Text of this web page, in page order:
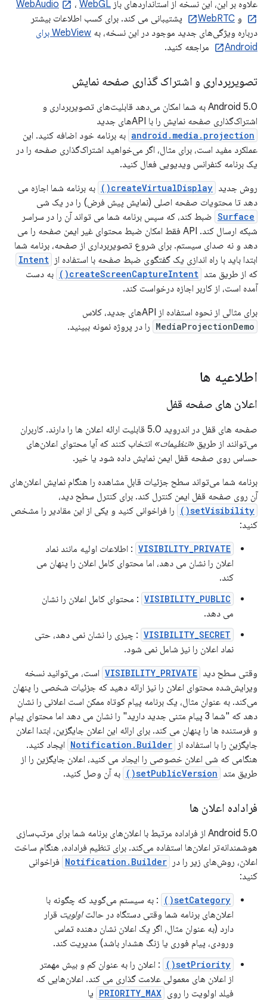
علاوه بر این، این نسخه از استانداردهای باز WebAudio ، WebGL
و WebRTC
پشتیبانی می کند. برای کسب اطلاعات بیشتر
درباره ویژگی‌های جدید موجود در این نسخه، به
WebView برای
Android
مراجعه کنید.
تصویربرداری و اشتراک گذاری صفحه نمایش
Android 5.0 به شما امکان می‌دهد قابلیت‌های تصویربرداری و
اشتراک‌گذاری صفحه نمایش را با APIهای جدید
android.media.projection به برنامه خود اضافه کنید. این
عملکرد مفید است، برای مثال، اگر می‌خواهید اشتراک‌گذاری صفحه را در
یک برنامه کنفرانس ویدیویی فعال کنید.
روش جدید createVirtualDisplay()
به برنامه شما اجازه می
دهد تا محتویات صفحه اصلی (نمایش پیش فرض) را در یک شی
Surface ضبط کند، که سپس برنامه شما می تواند آن را در سراسر
شبکه ارسال کند. API فقط امکان ضبط محتوای غیر ایمن صفحه را می
دهد و نه صدای سیستم. برای شروع تصویربرداری از صفحه، برنامه شما
ابتدا باید با راه اندازی یک گفتگوی ضبط صفحه با استفاده از Intent
که از طریق متد createScreenCaptureIntent()
به دست
آمده است، از کاربر اجازه درخواست کند.
برای مثالی از نحوه استفاده از APIهای جدید، کلاس
MediaProjectionDemo را در پروژه نمونه ببینید.
اطلاعیه ها
اعلان های صفحه قفل
صفحه های قفل در اندروید 5.0 قابلیت ارائه اعلان ها را دارند. کاربران
می‌توانند از طریق «تنظیمات» انتخاب کنند که آیا محتوای اعلان‌های
حساس روی صفحه قفل ایمن نمایش داده شود یا خیر.
برنامه شما می‌تواند سطح جزئیات قابل مشاهده را هنگام نمایش اعلان‌های
آن روی صفحه قفل ایمن کنترل کند. برای کنترل سطح دید،
setVisibility()
را فراخوانی کنید و یکی از این مقادیر را مشخص
کنید:
VISIBILITY_PRIVATE : اطلاعات اولیه مانند نماد
اعلان را نشان می دهد، اما محتوای کامل اعلان را پنهان می
کند.
VISIBILITY_PUBLIC : محتوای کامل اعلان را نشان
می دهد.
VISIBILITY_SECRET : چیزی را نشان نمی دهد، حتی
نماد اعلان را نیز شامل نمی شود.
وقتی سطح دید VISIBILITY_PRIVATE است، می‌توانید نسخه
ویرایش‌شده محتوای اعلان را نیز ارائه دهید که جزئیات شخصی را پنهان
می‌کند. به عنوان مثال، یک برنامه پیام کوتاه ممکن است اعلانی را نشان
دهد که "شما 3 پیام متنی جدید دارید" را نشان می دهد اما محتوای پیام
و فرستنده ها را پنهان می کند. برای ارائه این اعلان جایگزین، ابتدا اعلان
جایگزین را با استفاده از Notification.Builder ایجاد کنید.
هنگامی که شی اعلان خصوصی را ایجاد می کنید، اعلان جایگزین را از
طریق متد setPublicVersion() به آن وصل کنید.
فراداده اعلان ها
Android 5.0 از فراداده مرتبط با اعلان‌های برنامه شما برای مرتب‌سازی
هوشمندانه‌تر اعلان‌ها استفاده می‌کند. برای تنظیم فراداده، هنگام ساخت
اعلان، روش‌های زیر را در
Notification.Builder فراخوانی
کنید:
setCategory()
: به سیستم می‌گوید که چگونه با
اعلان‌های برنامه شما وقتی دستگاه در حالتاولویت قرار
دارد (به عنوان مثال، اگر یک اعلان نشان دهنده تماس
ورودی، پیام فوری یا زنگ هشدار باشد) مدیریت کند.
setPriority()
: اعلان را به عنوان کم و بیش مهمتر
از اعلان های معمولی علامت گذاری می کند. اعلان‌هایی که
فیلد اولویت را روی PRIORITY_MAX یا